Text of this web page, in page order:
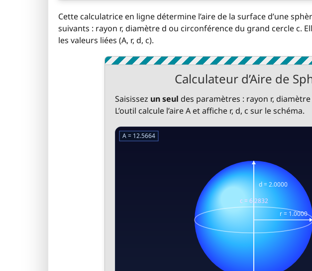
Cette calculatrice en ligne détermine l’aire de la surface d’une
suivants : rayon r, diamètre d ou circonférence du grand cercle c.
les valeurs liées (A, r, d, c).
Calculateur d’Aire de
Saisissez un seul des paramètres : rayon r, diamètre
L’outil calcule l’aire A et affiche r, d, c sur le schéma.